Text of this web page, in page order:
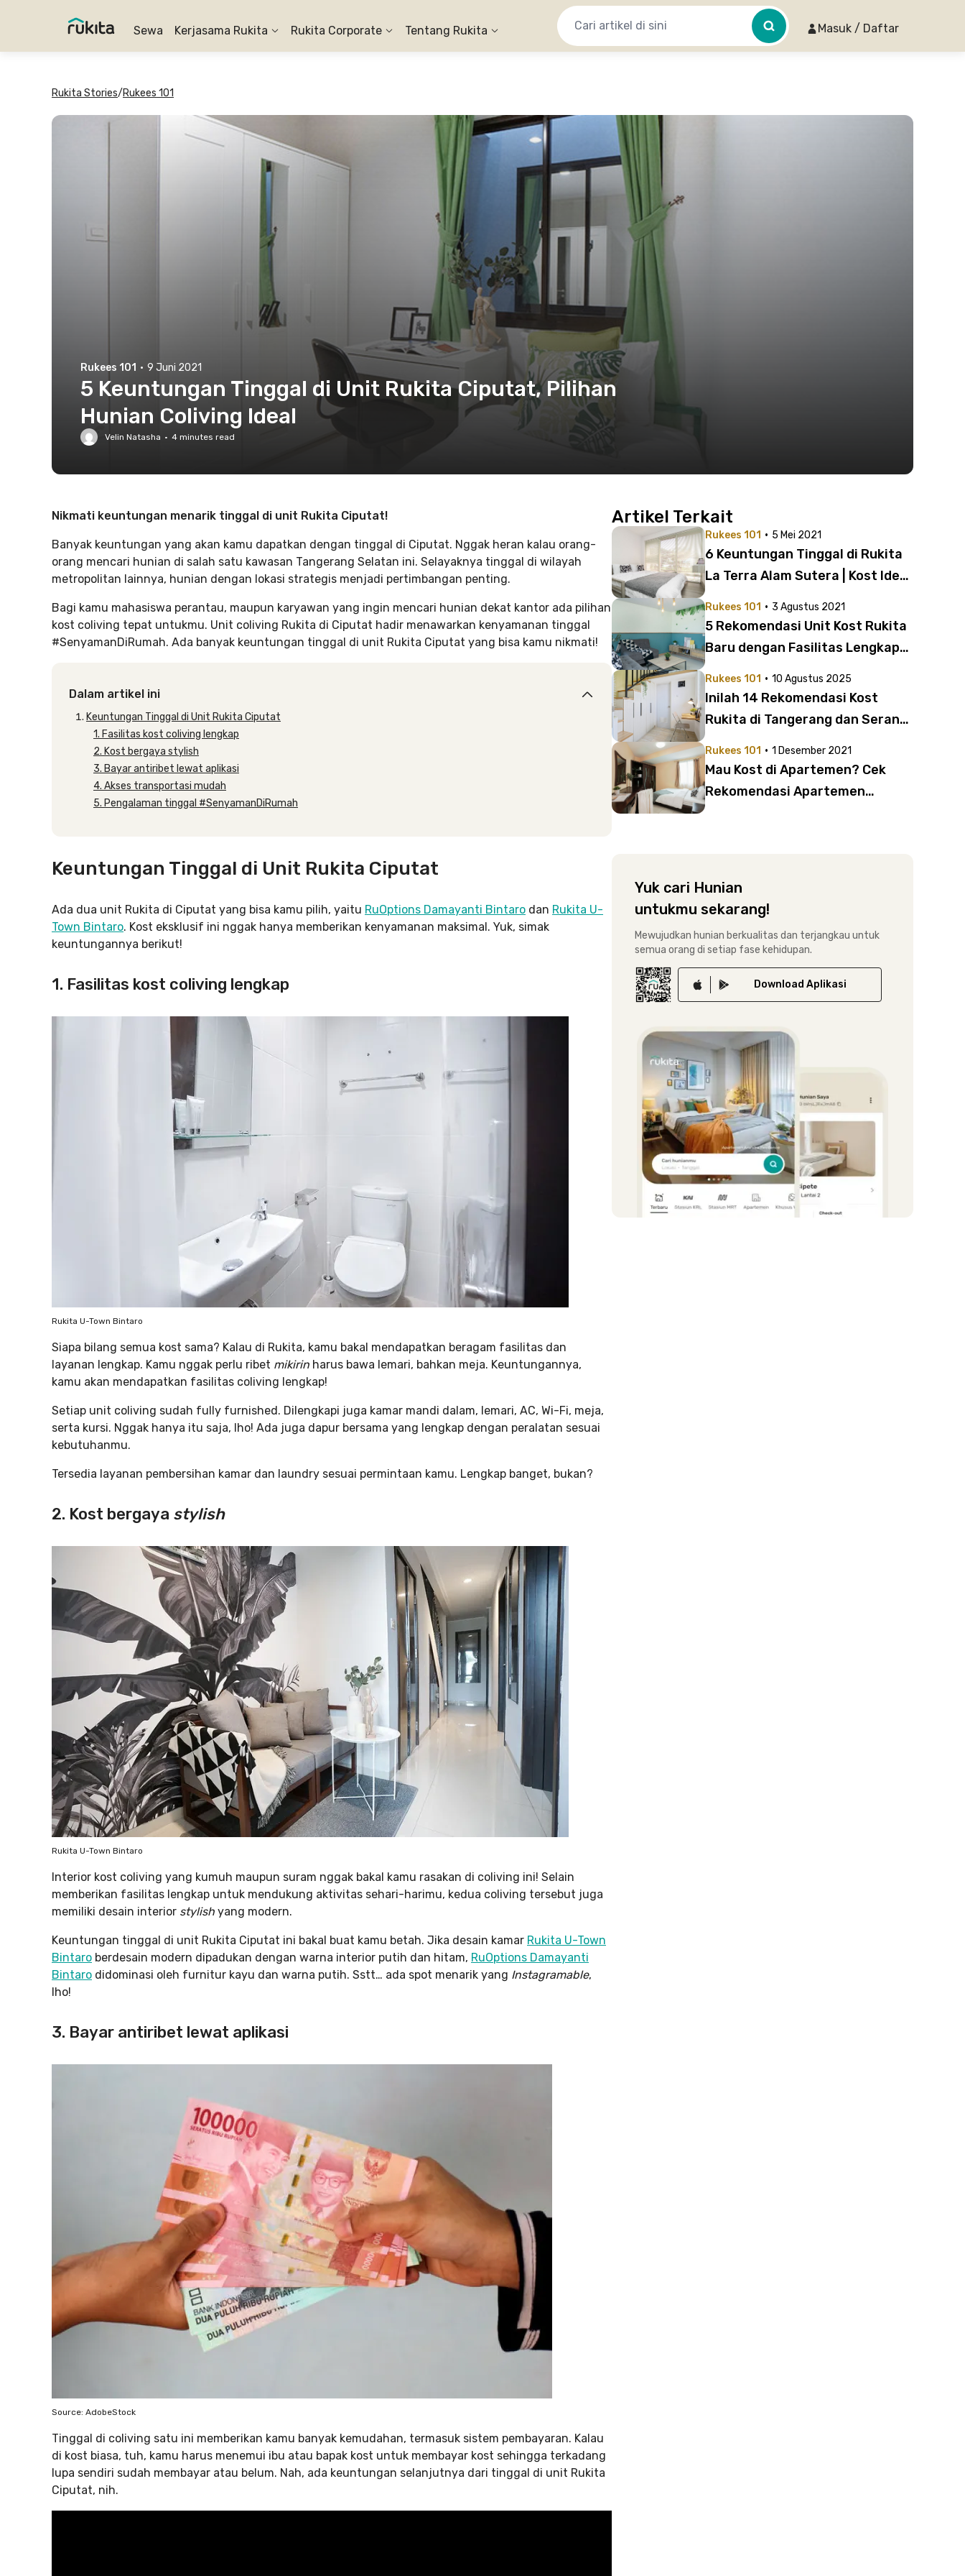
Sewa Kerjasama Rukita Rukita Corporate Tentang Rukita Masuk / Daftar
Rukita Stories/Rukees 101
Rukees 101 · 9 Juni 2021
5 Keuntungan Tinggal di Unit Rukita Ciputat, Pilihan
Hunian Coliving Ideal
Velin Natasha · 4 minutes read
Nikmati keuntungan menarik tinggal di unit Rukita Ciputat!
Banyak keuntungan yang akan kamu dapatkan dengan tinggal di Ciputat. Nggak heran kalau orang-
orang mencari hunian di salah satu kawasan Tangerang Selatan ini. Selayaknya tinggal di wilayah
metropolitan lainnya, hunian dengan lokasi strategis menjadi pertimbangan penting.
Bagi kamu mahasiswa perantau, maupun karyawan yang ingin mencari hunian dekat kantor ada pilihan
kost coliving tepat untukmu. Unit coliving Rukita di Ciputat hadir menawarkan kenyamanan tinggal
#SenyamanDiRumah. Ada banyak keuntungan tinggal di unit Rukita Ciputat yang bisa kamu nikmati!
Dalam artikel ini
Keuntungan Tinggal di Unit Rukita Ciputat
1. Fasilitas kost coliving lengkap
2. Kost bergaya stylish
3. Bayar antiribet lewat aplikasi
4. Akses transportasi mudah
5. Pengalaman tinggal #SenyamanDiRumah
Keuntungan Tinggal di Unit Rukita Ciputat
Ada dua unit Rukita di Ciputat yang bisa kamu pilih, yaitu RuOptions Damayanti Bintaro dan Rukita U-
Town Bintaro. Kost eksklusif ini nggak hanya memberikan kenyamanan maksimal. Yuk, simak
keuntungannya berikut!
1. Fasilitas kost coliving lengkap
Rukita U-Town Bintaro
Siapa bilang semua kost sama? Kalau di Rukita, kamu bakal mendapatkan beragam fasilitas dan
layanan lengkap. Kamu nggak perlu ribet mikirin harus bawa lemari, bahkan meja. Keuntungannya,
kamu akan mendapatkan fasilitas coliving lengkap!
Setiap unit coliving sudah fully furnished. Dilengkapi juga kamar mandi dalam, lemari, AC, Wi-Fi, meja,
serta kursi. Nggak hanya itu saja, lho! Ada juga dapur bersama yang lengkap dengan peralatan sesuai
kebutuhanmu.
Tersedia layanan pembersihan kamar dan laundry sesuai permintaan kamu. Lengkap banget, bukan?
2. Kost bergaya stylish
Rukita U-Town Bintaro
Interior kost coliving yang kumuh maupun suram nggak bakal kamu rasakan di coliving ini! Selain
memberikan fasilitas lengkap untuk mendukung aktivitas sehari-harimu, kedua coliving tersebut juga
memiliki desain interior stylish yang modern.
Keuntungan tinggal di unit Rukita Ciputat ini bakal buat kamu betah. Jika desain kamar Rukita U-Town
Bintaro berdesain modern dipadukan dengan warna interior putih dan hitam, RuOptions Damayanti
Bintaro didominasi oleh furnitur kayu dan warna putih. Sstt… ada spot menarik yang Instagramable,
lho!
3. Bayar antiribet lewat aplikasi
Source: AdobeStock
Tinggal di coliving satu ini memberikan kamu banyak kemudahan, termasuk sistem pembayaran. Kalau
di kost biasa, tuh, kamu harus menemui ibu atau bapak kost untuk membayar kost sehingga terkadang
lupa sendiri sudah membayar atau belum. Nah, ada keuntungan selanjutnya dari tinggal di unit Rukita
Ciputat, nih.
Artikel Terkait
Rukees 101 · 5 Mei 2021
6 Keuntungan Tinggal di Rukita
La Terra Alam Sutera | Kost Ideal
Rukees 101 · 3 Agustus 2021
5 Rekomendasi Unit Kost Rukita
Baru dengan Fasilitas Lengkap
Rukees 101 · 10 Agustus 2025
Inilah 14 Rekomendasi Kost
Rukita di Tangerang dan Serang,
Rukees 101 · 1 Desember 2021
Mau Kost di Apartemen? Cek
Rekomendasi Apartemen
Yuk cari Hunian
untukmu sekarang!
Mewujudkan hunian berkualitas dan terjangkau untuk
semua orang di setiap fase kehidupan.
Download Aplikasi